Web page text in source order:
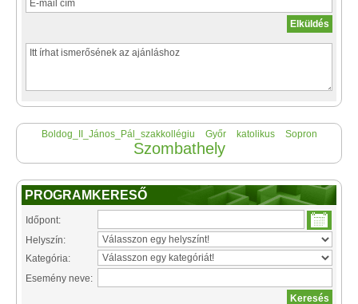
Boldog_II_János_Pál_szakkollégiu Győr katolikus Sopron
Szombathely
PROGRAMKERESŐ
Időpont:
Helyszín:
Kategória:
Esemény neve: